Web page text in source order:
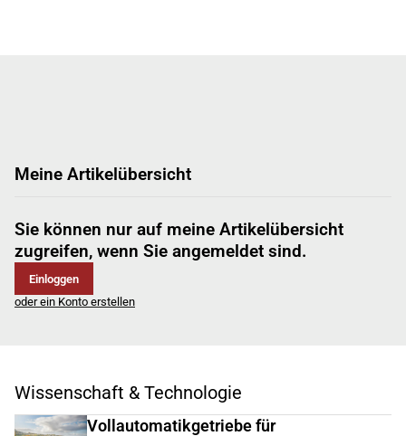
Meine Artikelübersicht
Sie können nur auf meine Artikelübersicht
zugreifen, wenn Sie angemeldet sind.
Einloggen
oder ein Konto erstellen
Wissenschaft & Technologie
Vollautomatikgetriebe für